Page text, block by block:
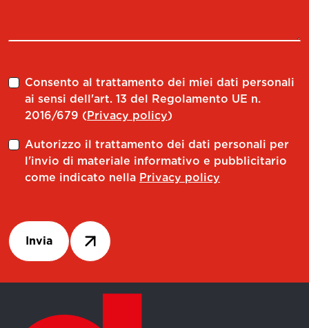
Consento al trattamento dei miei dati personali
ai sensi dell'art. 13 del Regolamento UE n.
2016/679 (Privacy policy)
Autorizzo il trattamento dei dati personali per
l'invio di materiale informativo e pubblicitario
come indicato nella Privacy policy
Invia